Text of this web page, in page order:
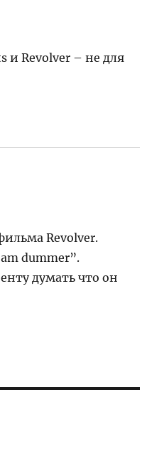
и Revolver – не для
Revolver.
dummer”.
думать что он